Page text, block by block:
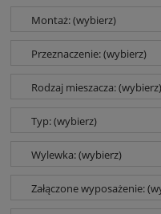
Montaż: (wybierz)
Przeznaczenie: (wybierz)
Rodzaj mieszacza: (wybierz)
Typ: (wybierz)
Wylewka: (wybierz)
Załączone wyposażenie: